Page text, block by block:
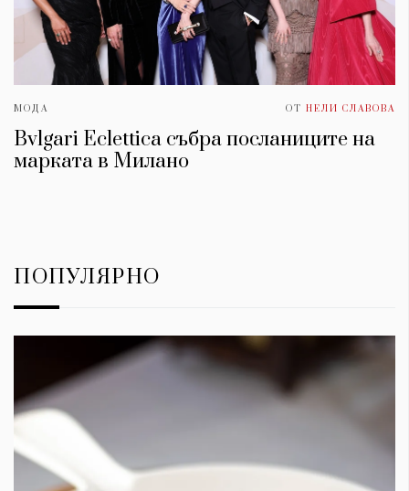
МОДА ОТ НЕЛИ СЛАВОВА
Bvlgari Eclettica събра посланиците на
марката в Милано
ПОПУЛЯРНО